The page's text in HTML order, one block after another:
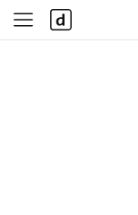
사
이
다
나
와